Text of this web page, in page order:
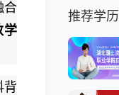
合
学
背
推荐学历